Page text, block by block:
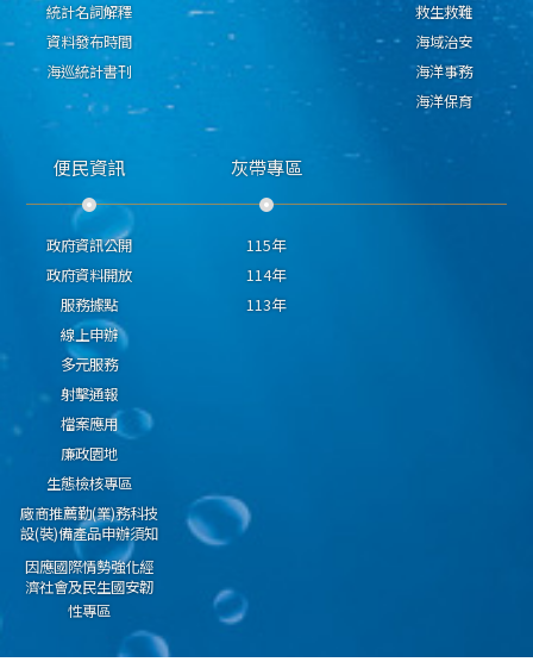
統計名詞解釋
資料發布時間
海巡統計書刊
救生救難
海域治安
海洋事務
海洋保育
便民資訊
政府資訊公開
政府資料開放
服務據點
線上申辦
多元服務
射擊通報
檔案應用
廉政園地
生態檢核專區
廠商推薦勤(業)務科技
設(裝)備產品申辦須知
因應國際情勢強化經
濟社會及民生國安韌
性專區
灰帶專區
115年
114年
113年